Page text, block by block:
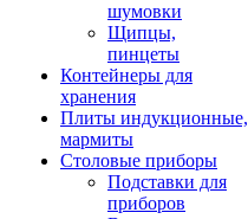
шумовки
Щипцы,
пинцеты
Контейнеры для
хранения
Плиты индукционные,
мармиты
Столовые приборы
Подставки для
приборов